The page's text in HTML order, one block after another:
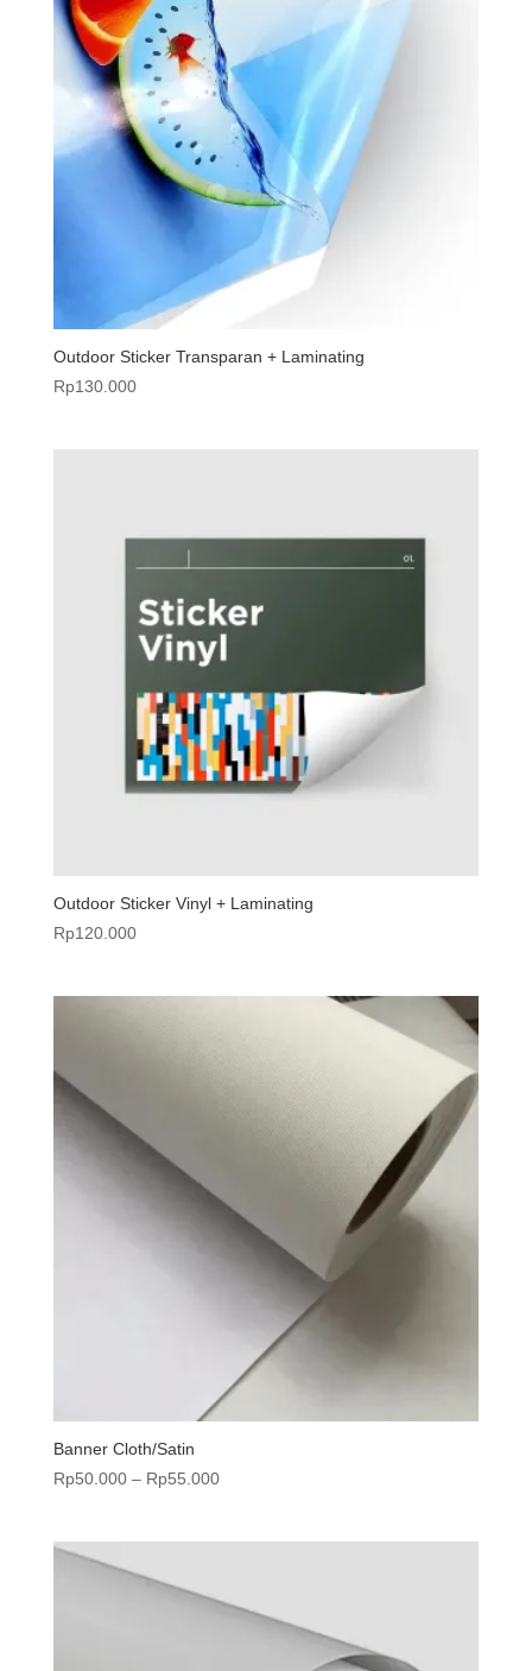
Outdoor Sticker Transparan + Laminating
Rp130.000
Outdoor Sticker Vinyl + Laminating
Rp120.000
Banner Cloth/Satin
Rp50.000 – Rp55.000Rentang